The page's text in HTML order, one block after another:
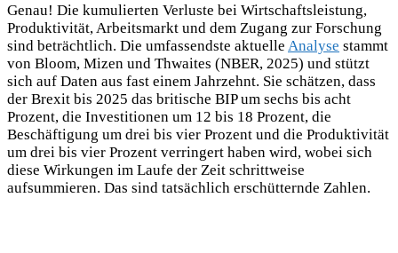
Genau! Die kumulierten Verluste bei Wirtschaftsleistung,
Produktivität, Arbeitsmarkt und dem Zugang zur Forschung
sind beträchtlich. Die umfassendste aktuelle Analyse stammt
von Bloom, Mizen und Thwaites (NBER, 2025) und stützt
sich auf Daten aus fast einem Jahrzehnt. Sie schätzen, dass
der Brexit bis 2025 das britische BIP um sechs bis acht
Prozent, die Investitionen um 12 bis 18 Prozent, die
Beschäftigung um drei bis vier Prozent und die Produktivität
um drei bis vier Prozent verringert haben wird, wobei sich
diese Wirkungen im Laufe der Zeit schrittweise
aufsummieren. Das sind tatsächlich erschütternde Zahlen.